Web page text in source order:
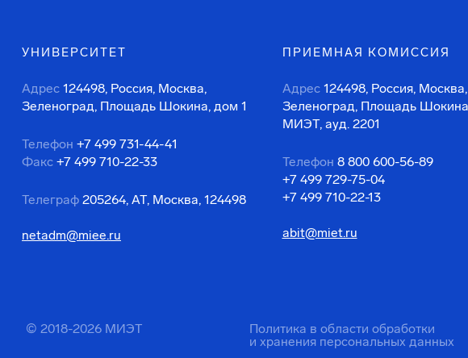
УНИВЕРСИТЕТ
Адрес 124498, Россия, Москва,
Зеленоград, Площадь Шокина, дом 1
Телефон +7 499 731-44-41
Факс +7 499 710-22-33
Телеграф 205264, АТ, Москва, 124498
netadm@miee.ru
ПРИЕМНАЯ КОМИССИЯ
Адрес 124498, Россия, Москва,
Зеленоград, Площадь
МИЭТ, ауд. 2201
Телефон 8 800 600-56-89
+7 499 729-75-04
+7 499 710-22-13
abit@miet.ru
© 2018-2026 МИЭТ
Политика в области обработки
и хранения персональных данных